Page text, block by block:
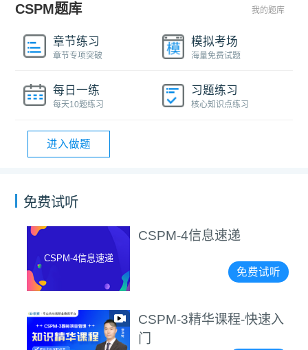
CSPM题库 我的题库
章节练习
章节专项突破
模拟考场
海量免费试题
每日一练
每天10题练习
习题练习
核心知识点练习
进入做题
免费试听
CSPM-4信息速递
CSPM-4信息速递
免费试听
CSPM-3精华课程-快速入
门